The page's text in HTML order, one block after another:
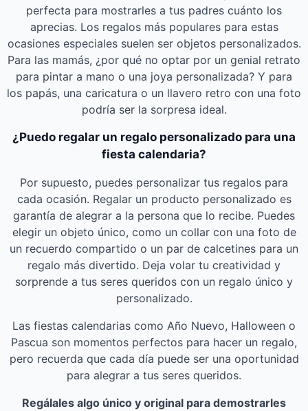
perfecta para mostrarles a tus padres cuánto los
aprecias. Los regalos más populares para estas
ocasiones especiales suelen ser objetos personalizados.
Para las mamás, ¿por qué no optar por un genial retrato
para pintar a mano o una joya personalizada? Y para
los papás, una caricatura o un llavero retro con una foto
podría ser la sorpresa ideal.
¿Puedo regalar un regalo personalizado para una
fiesta calendaria?
Por supuesto, puedes personalizar tus regalos para
cada ocasión. Regalar un producto personalizado es
garantía de alegrar a la persona que lo recibe. Puedes
elegir un objeto único, como un collar con una foto de
un recuerdo compartido o un par de calcetines para un
regalo más divertido. Deja volar tu creatividad y
sorprende a tus seres queridos con un regalo único y
personalizado.
Las fiestas calendarias como Año Nuevo, Halloween o
Pascua son momentos perfectos para hacer un regalo,
pero recuerda que cada día puede ser una oportunidad
para alegrar a tus seres queridos.
Regálales algo único y original para demostrarles